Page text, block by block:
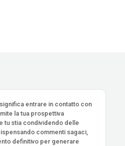
entrare in contatto con
la tua prospettiva
tu stia condividendo delle
commenti sagaci,
definitivo per generare